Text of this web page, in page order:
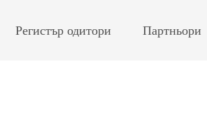
Регистър одитори Партньори